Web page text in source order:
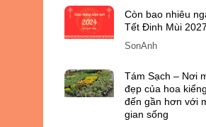
Còn bao nhiêu
Tết Đinh Mùi
SonAnh
Tám Sạch – Nơi
đẹp của hoa
đến gần hơn với
gian sống